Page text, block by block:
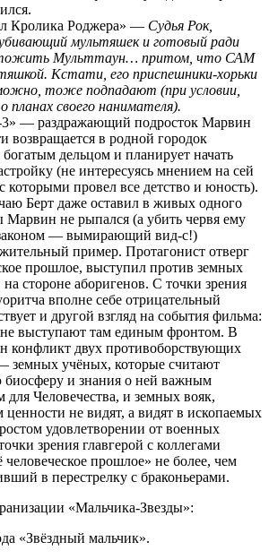
Кролика Роджера» — Судья Рок,
мультяшек и готовый ради
Мульттаун… притом, что САМ
Кстати, его приспешники-хорьки
тоже подпадают (при условии,
планах своего нанимателя).
— раздражающий подросток Марвин
возвращается в родной городок
дельцом и планирует начать
(не интересуясь мнением на сей
которыми провел все детство и юность).
Берт даже оставил в живых одного
Марвин не рыпался (а убить червя ему
— вымирающий вид-с!)
пример. Протагонист отверг
прошлое, выступил против земных
на стороне аборигенов. С точки зрения
вполне себе отрицательный
и другой взгляд на события фильма:
не выступают там единым фронтом. В
конфликт двух противоборствующих
земных учёных, которые считают
и знания о ней важным
для Человечества, и земных вояк,
ценности не видят, а видят в ископаемых
удовлетворении от военных
зрения главгерой с коллегами
человеческое прошлое» не более, чем
в перестрелку с браконьерами.
«Мальчика-Звезды»:
«Звёздный мальчик».